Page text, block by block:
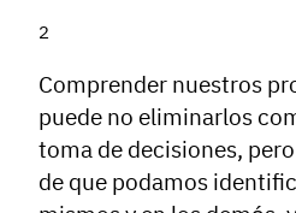
Comprender nuestros
puede no eliminarlos
toma de decisiones,
de que podamos